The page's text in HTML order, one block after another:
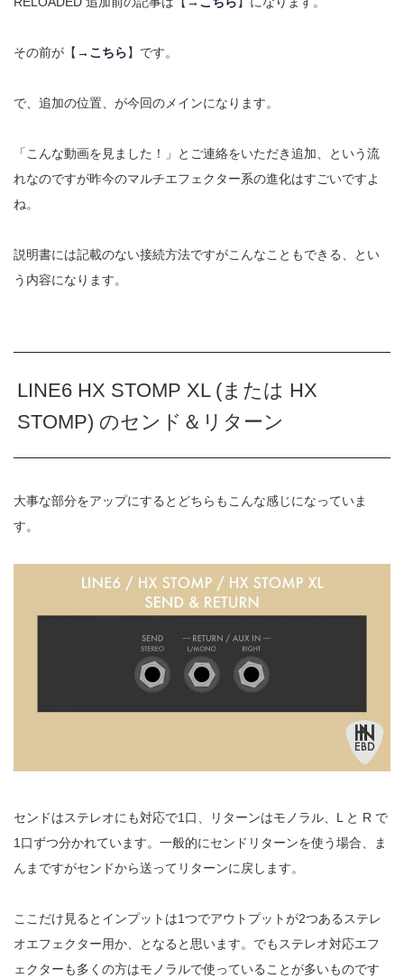
その前が【 →こちら】です。
で、追加の位置、が今回のメインになります。
「こんな動画を見ました！」とご連絡をいただき追加、という流
れなのですが昨今のマルチエフェクター系の進化はすごいですよ
ね。
説明書には記載のない接続方法ですがこんなこともできる、とい
う内容になります。
LINE6 HX STOMP XL (または HX
STOMP) のセンド＆リターン
大事な部分をアップにするとどちらもこんな感じになっていま
す。
センドはステレオにも対応で1口、リターンはモノラル、L と R で
1口ずつ分かれています。一般的にセンドリターンを使う場合、ま
んまですがセンドから送ってリターンに戻します。
ここだけ見るとインプットは1つでアウトプットが2つあるステレ
オエフェクター用か、となると思います。でもステレオ対応エフ
ェクターも多くの方はモノラルで使っていることが多いものです